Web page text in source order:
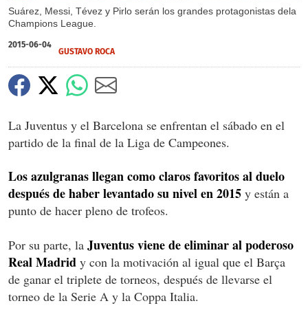
Suárez, Messi, Tévez y Pirlo serán los grandes protagonistas dela
Champions League.
2015-06-04
GUSTAVO ROCA
La Juventus y el Barcelona se enfrentan el sábado en el
partido de la final de la Liga de Campeones.
Los azulgranas llegan como claros favoritos al duelo
después de haber levantado su nivel en 2015 y están a
punto de hacer pleno de trofeos.
Por su parte, la Juventus viene de eliminar al poderoso
Real Madrid y con la motivación al igual que el Barça
de ganar el triplete de torneos, después de llevarse el
torneo de la Serie A y la Coppa Italia.